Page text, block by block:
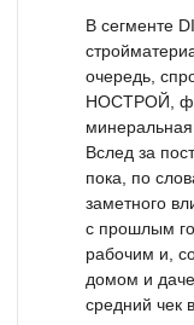
В сегменте
очередь,
НОСТРОЙ,
Вслед за
пока, по
заметного
с прошлым
рабочим и,
домом и
средний чек